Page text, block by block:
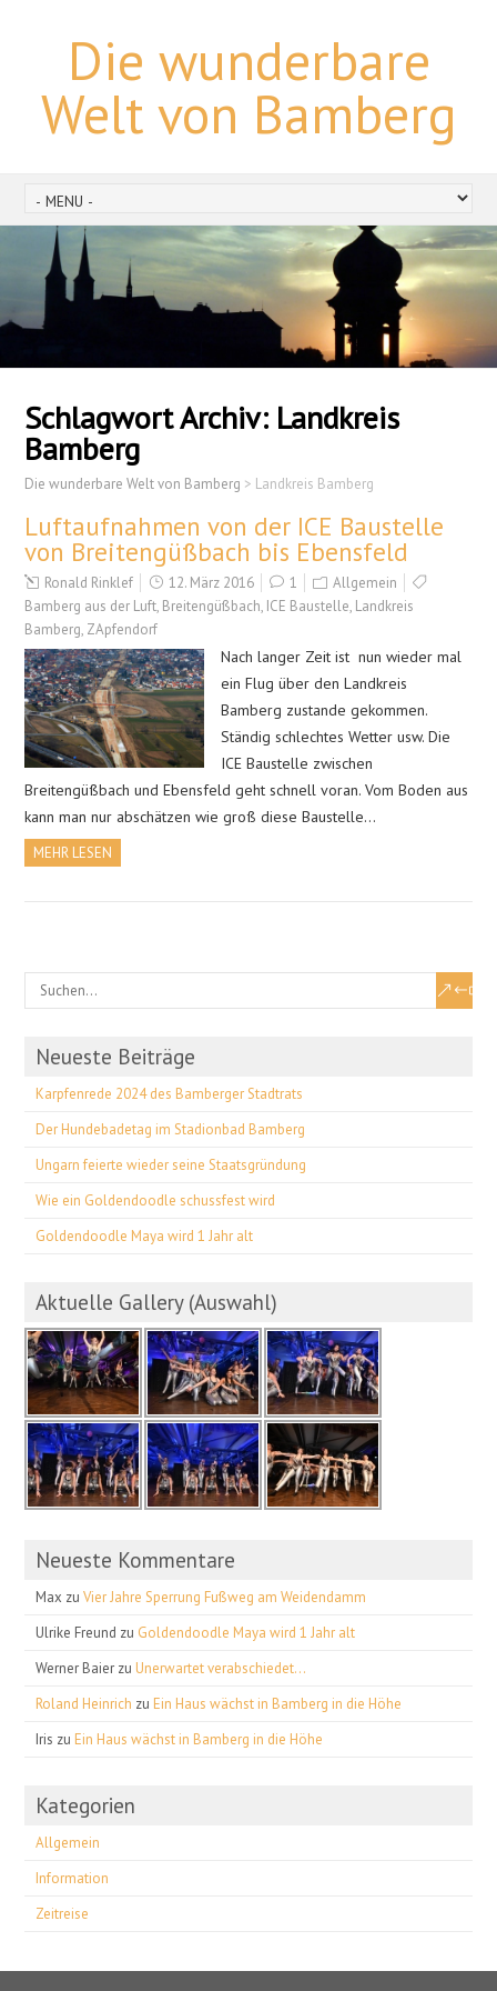
Die wunderbare
Welt von Bamberg
Schlagwort Archiv: Landkreis
Bamberg
Die wunderbare Welt von Bamberg > Landkreis Bamberg
Luftaufnahmen von der ICE Baustelle
von Breitengüßbach bis Ebensfeld
Ronald Rinklef 12. März 2016 1
Allgemein
Bamberg aus der Luft, Breitengüßbach, ICE Baustelle, Landkreis
Bamberg, ZApfendorf
Nach langer Zeit ist nun wieder mal
ein Flug über den Landkreis
Bamberg zustande gekommen.
Ständig schlechtes Wetter usw. Die
ICE Baustelle zwischen
Breitengüßbach und Ebensfeld geht schnell voran. Vom Boden aus
kann man nur abschätzen wie groß diese Baustelle…
MEHR LESEN
Neueste Beiträge
Karpfenrede 2024 des Bamberger Stadtrats
Der Hundebadetag im Stadionbad Bamberg
Ungarn feierte wieder seine Staatsgründung
Wie ein Goldendoodle schussfest wird
Goldendoodle Maya wird 1 Jahr alt
Aktuelle Gallery (Auswahl)
Neueste Kommentare
Max zuVier Jahre Sperrung Fußweg am Weidendamm
Ulrike Freund zu Goldendoodle Maya wird 1 Jahr alt
Werner Baier zu Unerwartet verabschiedet…
Roland Heinrich zu Ein Haus wächst in Bamberg in die Höhe
Iris zu Ein Haus wächst in Bamberg in die Höhe
Kategorien
Allgemein
Information
Zeitreise